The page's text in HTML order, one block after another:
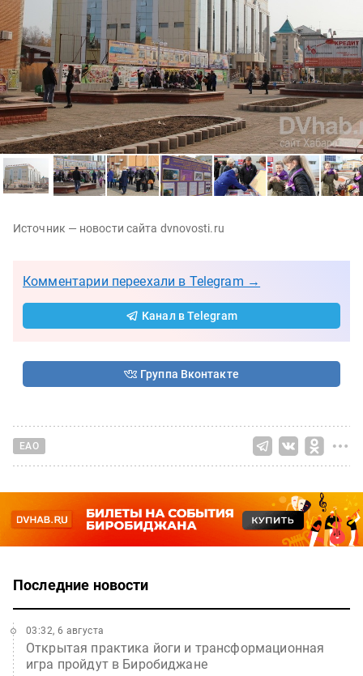
Источник — новости сайта dvnovosti.ru
Комментарии переехали в Telegram →
Канал в Telegram
Группа Вконтакте
ЕАО
Последние новости
Открытая практика йоги и трансформационная
игра пройдут в Биробиджане
03:32, 6 августа